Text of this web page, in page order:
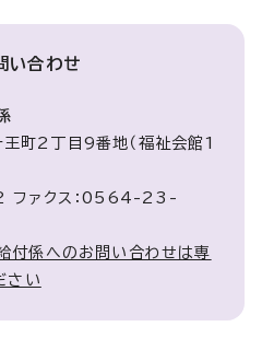
い合わせ
2丁目9番地（福祉会館1
ァクス：0564-23-
付係へのお問い合わせは専
さい